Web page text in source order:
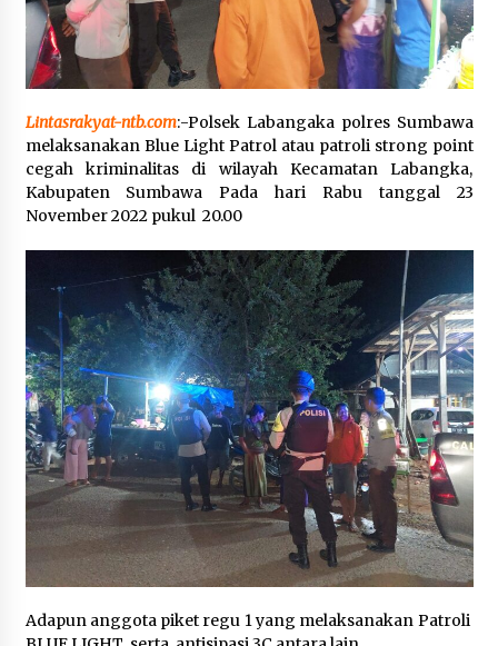
SATRESNARKOBA POLRES DOMPU AMANKAN
TERDUGA PELAKU NARKOTIKA DI KECAMATAN
KEMPO, BELASAN PAKET DIDUGA SABU DISITA
Lintasrakyat-ntb.com:-Polsek Labangaka polres Sumbawa
melaksanakan Blue Light Patrol atau patroli strong point
cegah kriminalitas di wilayah Kecamatan Labangka,
Kabupaten Sumbawa Pada hari Rabu tanggal 23
November 2022 pukul 20.00
Adapun anggota piket regu 1 yang melaksanakan Patroli